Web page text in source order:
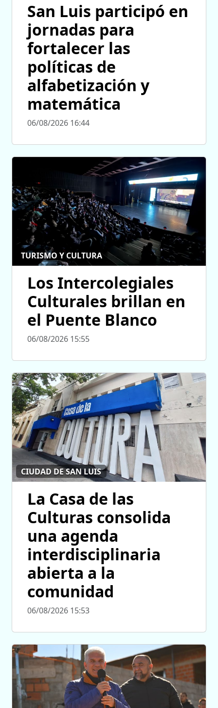
San Luis participó en
jornadas para
fortalecer las
políticas de
alfabetización y
matemática
06/08/2026 16:44
TURISMO Y CULTURA
Los Intercolegiales
Culturales brillan en
el Puente Blanco
06/08/2026 15:55
CIUDAD DE SAN LUIS
La Casa de las
Culturas consolida
una agenda
interdisciplinaria
abierta a la
comunidad
06/08/2026 15:53